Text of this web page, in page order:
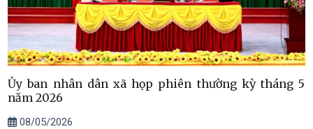
Ủy ban nhân dân xã họp phiên thường kỳ tháng 5
năm 2026
08/05/2026